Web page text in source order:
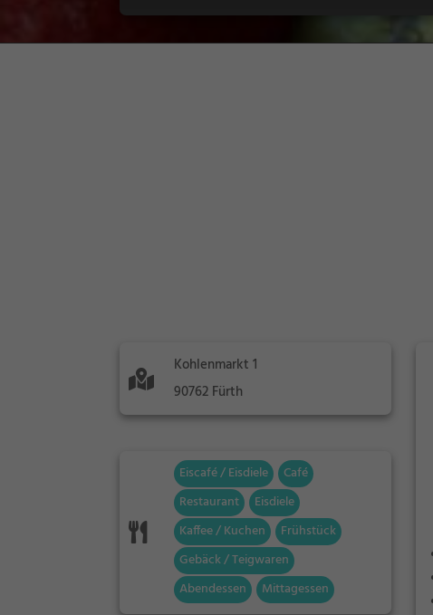
Kohlenmarkt 1
90762 Fürth
Eiscafé / Eisdiele
Café
Restaurant
Eisdiele
Kaffee / Kuchen
Frühstück
Gebäck / Teigwaren
Abendessen
Mittagessen